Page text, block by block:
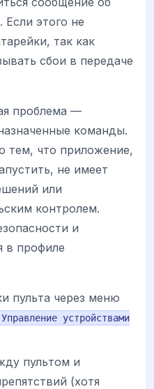
этого не
так как
сбои в передаче
проблема —
команды.
тем, что приложение,
не имеет
или
контролем.
и
в профиле
пульта через меню
устройствами
пультом и
(хотя